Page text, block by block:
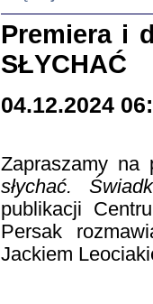
Premiera i
SŁYCHAĆ
04.12.2024
Zapraszamy
słychać.
publikacji
Persak
Jackiem